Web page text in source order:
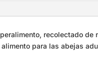
recolectado de
para las abejas